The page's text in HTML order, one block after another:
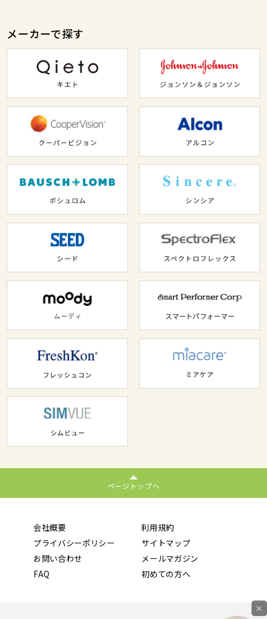
メーカーで探す
ページトップへ
会社概要
利用規約
プライバシーポリシー
サイトマップ
お問い合わせ
メールマガジン
FAQ
初めての方へ
×